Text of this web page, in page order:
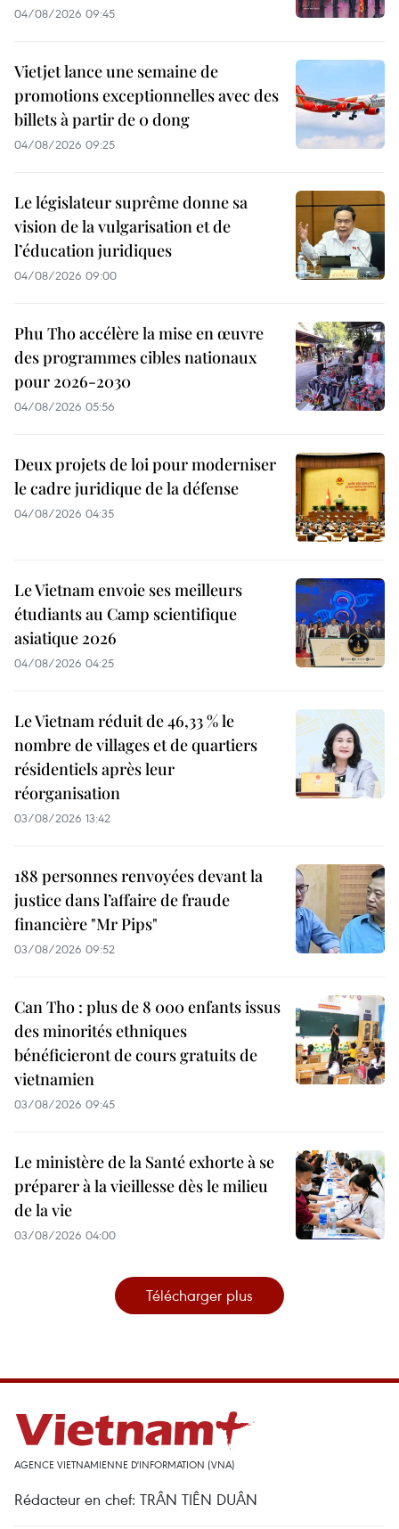
04/08/2026 09:45
Vietjet lance une semaine de
promotions exceptionnelles avec des
billets à partir de 0 dong
04/08/2026 09:25
Le législateur suprême donne sa
vision de la vulgarisation et de
l’éducation juridiques
04/08/2026 09:00
Phu Tho accélère la mise en œuvre
des programmes cibles nationaux
pour 2026-2030
04/08/2026 05:56
Deux projets de loi pour moderniser
le cadre juridique de la défense
04/08/2026 04:35
Le Vietnam envoie ses meilleurs
étudiants au Camp scientifique
asiatique 2026
04/08/2026 04:25
Le Vietnam réduit de 46,33 % le
nombre de villages et de quartiers
résidentiels après leur
réorganisation
03/08/2026 13:42
188 personnes renvoyées devant la
justice dans l’affaire de fraude
financière "Mr Pips"
03/08/2026 09:52
Can Tho : plus de 8 000 enfants issus
des minorités ethniques
bénéficieront de cours gratuits de
vietnamien
03/08/2026 09:45
Le ministère de la Santé exhorte à se
préparer à la vieillesse dès le milieu
de la vie
03/08/2026 04:00
Télécharger plus
AGENCE VIETNAMIENNE D'INFORMATION (VNA)
Rédacteur en chef: TRÂN TIÊN DUÂN